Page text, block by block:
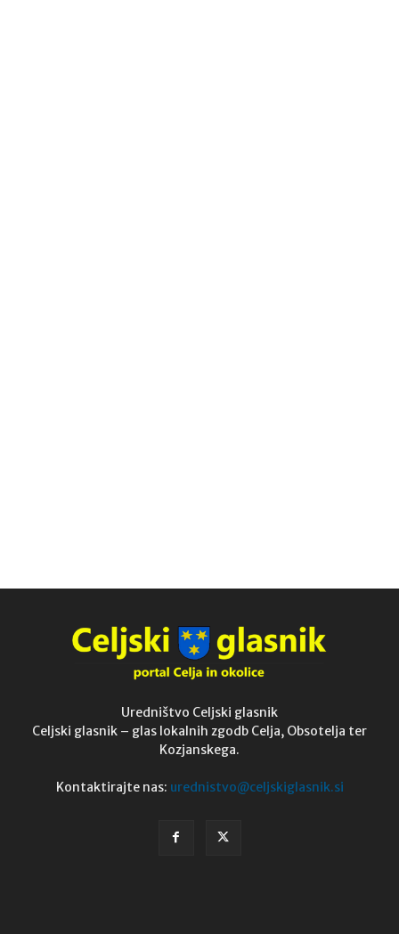
Uredništvo Celjski glasnik
Celjski glasnik – glas lokalnih zgodb Celja, Obsotelja ter
Kozjanskega.
Kontaktirajte nas: urednistvo@celjskiglasnik.si